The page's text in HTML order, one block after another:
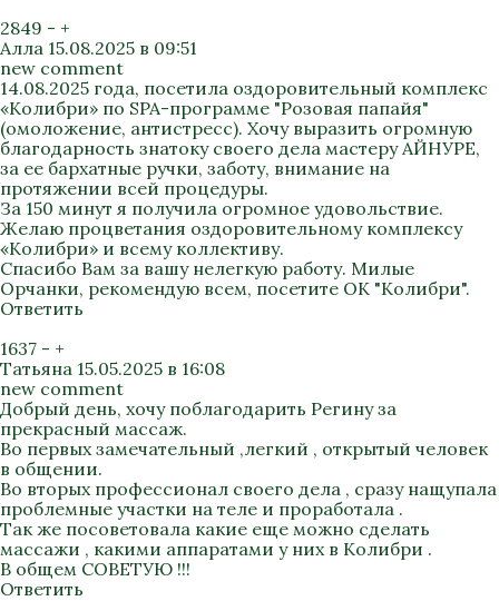
2849 - +
Алла 15.08.2025 в 09:51
new comment
14.08.2025 года, посетила оздоровительный комплекс
«Колибри» по SPA-программе "Розовая папайя"
(омоложение, антистресс). Хочу выразить огромную
благодарность знатоку своего дела мастеру АЙНУРЕ,
за ее бархатные ручки, заботу, внимание на
протяжении всей процедуры.
За 150 минут я получила огромное удовольствие.
Желаю процветания оздоровительному комплексу
«Колибри» и всему коллективу.
Спасибо Вам за вашу нелегкую работу. Милые
Орчанки, рекомендую всем, посетите ОК "Колибри".
Ответить
1637 - +
Татьяна 15.05.2025 в 16:08
new comment
Добрый день, хочу поблагодарить Регину за
прекрасный массаж.
Во первых замечательный ,легкий , открытый человек
в общении.
Во вторых профессионал своего дела , сразу нащупала
проблемные участки на теле и проработала .
Так же посоветовала какие еще можно сделать
массажи , какими аппаратами у них в Колибри .
В общем СОВЕТУЮ !!!
Ответить